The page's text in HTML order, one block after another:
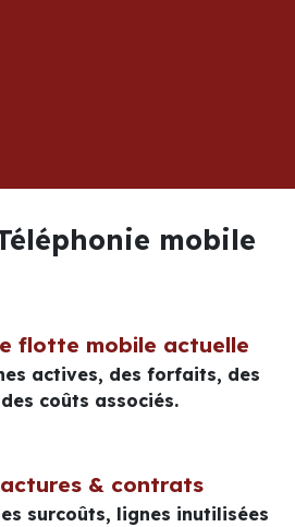
mobile
flotte mobile actuelle
actives, des forfaits, des
coûts associés.
& contrats
surcoûts, lignes inutilisées